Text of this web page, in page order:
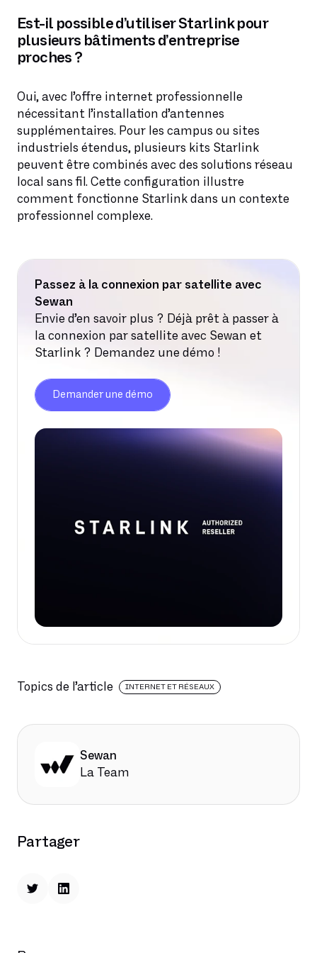
Est-il possible d’utiliser Starlink pour
plusieurs bâtiments d’entreprise
proches ?
Oui, avec l’offre internet professionnelle
nécessitant l’installation d’antennes
supplémentaires. Pour les campus ou sites
industriels étendus, plusieurs kits Starlink
peuvent être combinés avec des solutions réseau
local sans fil. Cette configuration illustre
comment fonctionne Starlink dans un contexte
professionnel complexe.
Passez à la connexion par satellite avec
Sewan
Envie d’en savoir plus ? Déjà prêt à passer à
la connexion par satellite avec Sewan et
Starlink ? Demandez une démo !
Demander une démo
Topics de l’article INTERNET ET RÉSEAUX
Sewan
La Team
Partager